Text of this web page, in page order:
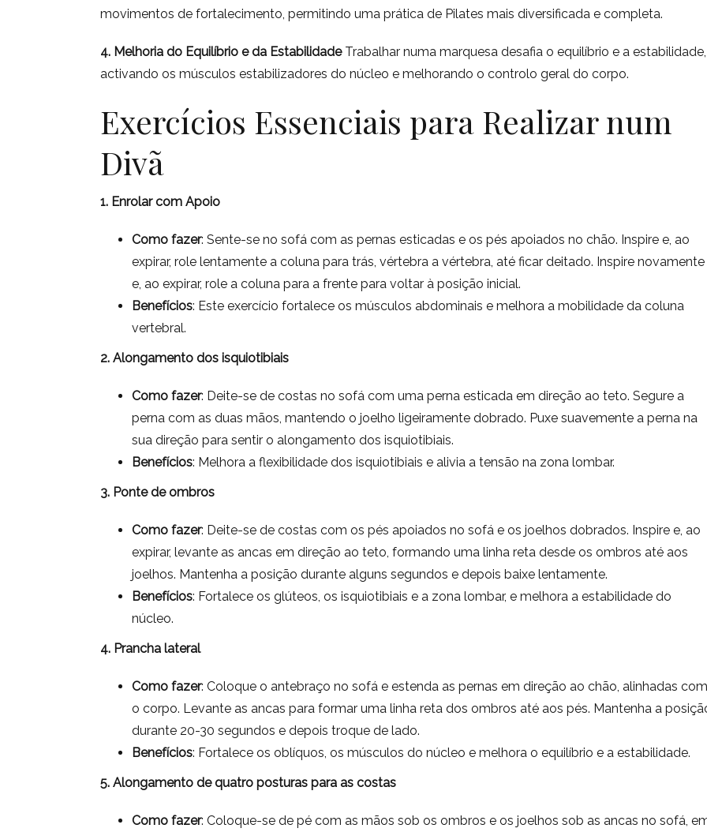
movimentos de fortalecimento, permitindo uma prática de Pilates mais diversificada e completa.
4. Melhoria do Equilíbrio e da Estabilidade Trabalhar numa marquesa desafia o equilíbrio e a estabilidade,
activando os músculos estabilizadores do núcleo e melhorando o controlo geral do corpo.
Exercícios Essenciais para Realizar num
Divã
1. Enrolar com Apoio
Como fazer: Sente-se no sofá com as pernas esticadas e os pés apoiados no chão. Inspire e, ao
expirar, role lentamente a coluna para trás, vértebra a vértebra, até ficar deitado. Inspire novamente
e, ao expirar, role a coluna para a frente para voltar à posição inicial.
Benefícios: Este exercício fortalece os músculos abdominais e melhora a mobilidade da coluna
vertebral.
2. Alongamento dos isquiotibiais
Como fazer: Deite-se de costas no sofá com uma perna esticada em direção ao teto. Segure a
perna com as duas mãos, mantendo o joelho ligeiramente dobrado. Puxe suavemente a perna na
sua direção para sentir o alongamento dos isquiotibiais.
Benefícios: Melhora a flexibilidade dos isquiotibiais e alivia a tensão na zona lombar.
3. Ponte de ombros
Como fazer: Deite-se de costas com os pés apoiados no sofá e os joelhos dobrados. Inspire e, ao
expirar, levante as ancas em direção ao teto, formando uma linha reta desde os ombros até aos
joelhos. Mantenha a posição durante alguns segundos e depois baixe lentamente.
Benefícios: Fortalece os glúteos, os isquiotibiais e a zona lombar, e melhora a estabilidade do
núcleo.
4. Prancha lateral
Como fazer: Coloque o antebraço no sofá e estenda as pernas em direção ao chão, alinhadas
o corpo. Levante as ancas para formar uma linha reta dos ombros até aos pés. Mantenha a
durante 20-30 segundos e depois troque de lado.
Benefícios: Fortalece os oblíquos, os músculos do núcleo e melhora o equilíbrio e a estabilidade.
5. Alongamento de quatro posturas para as costas
Como fazer: Coloque-se de pé com as mãos sob os ombros e os joelhos sob as ancas no sofá,